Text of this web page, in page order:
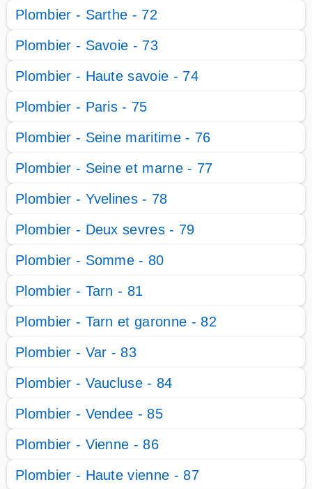
Plombier - Sarthe - 72
Plombier - Savoie - 73
Plombier - Haute savoie - 74
Plombier - Paris - 75
Plombier - Seine maritime - 76
Plombier - Seine et marne - 77
Plombier - Yvelines - 78
Plombier - Deux sevres - 79
Plombier - Somme - 80
Plombier - Tarn - 81
Plombier - Tarn et garonne - 82
Plombier - Var - 83
Plombier - Vaucluse - 84
Plombier - Vendee - 85
Plombier - Vienne - 86
Plombier - Haute vienne - 87